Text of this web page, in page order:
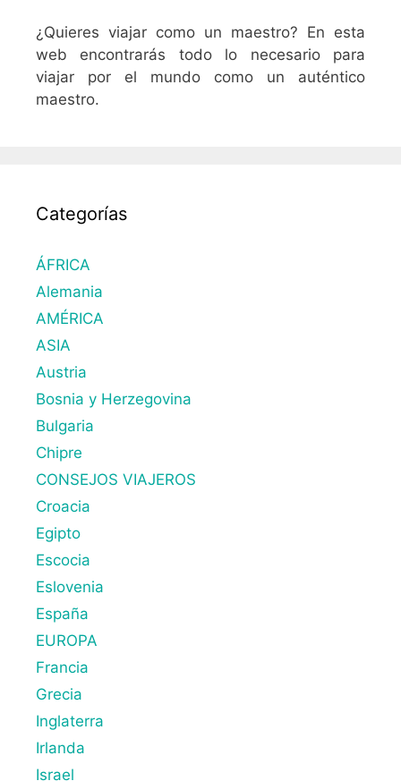
¿Quieres viajar como un maestro? En esta
web encontrarás todo lo necesario para
viajar por el mundo como un auténtico
maestro.
Categorías
ÁFRICA
Alemania
AMÉRICA
ASIA
Austria
Bosnia y Herzegovina
Bulgaria
Chipre
CONSEJOS VIAJEROS
Croacia
Egipto
Escocia
Eslovenia
España
EUROPA
Francia
Grecia
Inglaterra
Irlanda
Israel